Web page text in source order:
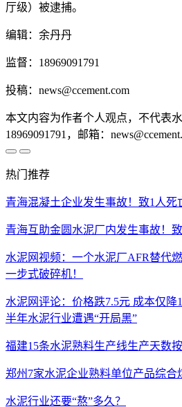
厅级）被逮捕。
编辑：余丹丹
监督：18969091791
投稿：news@ccement.com
本文内容为作者个人观点，不代表
18969091791，邮箱：
热门推荐
青海混凝土企业发生事故！致1人死
青海互助金圆水泥厂内发生事故！致
水泥网视频：一个水泥厂AFR替代
一步式破碎机！
水泥网评论：价格跌7.5元 成本仅
半年水泥行业遭遇“开局黑”
福建15条水泥熟料生产线生产天数
郑州7家水泥企业熟料单位产品综合
水泥行业还要“熬”多久？